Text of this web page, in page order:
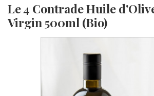
Le 4 Contrade Huile
Virgin 500ml (Bio)